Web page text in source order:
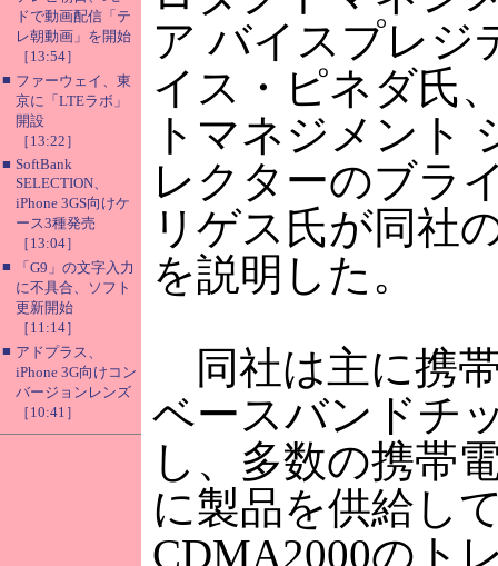
ドで動画配信「テ
レ朝動画」を開始
［13:54］
■ ファーウェイ、東
京に「LTEラボ」
開設
［13:22］
■ SoftBank
SELECTION、
iPhone 3GS向けケ
ース3種発売
［13:04］
■
「G9」の文字入力
に不具合、ソフト
更新開始
［11:14］
■ アドプラス、
iPhone 3G向けコン
バージョンレンズ
［10:41］
ア バイスプレジ
イス・ピネダ氏
トマネジメント
レクターのブラ
リゲス氏が同社
を説明した。
同社は主に携
ベースバンドチ
し、多数の携帯
に製品を供給し
CDMA2000のト